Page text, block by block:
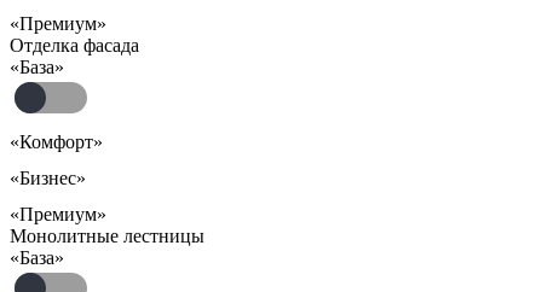
«Премиум»
Отделка фасада
«База»
«Комфорт»
«Бизнес»
«Премиум»
Монолитные лестницы
«База»